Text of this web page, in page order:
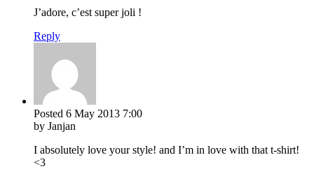
J’adore, c’est super joli !
Reply
Posted 6 May 2013 7:00
by Janjan
I absolutely love your style! and I’m in love with that t-shirt!
<3